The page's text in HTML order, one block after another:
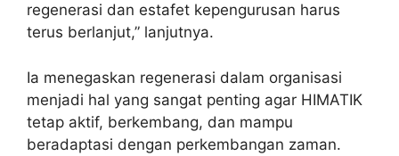
regenerasi dan estafet kepengurusan harus
terus berlanjut,” lanjutnya.
Ia menegaskan regenerasi dalam organisasi
menjadi hal yang sangat penting agar HIMATIK
tetap aktif, berkembang, dan mampu
beradaptasi dengan perkembangan zaman.